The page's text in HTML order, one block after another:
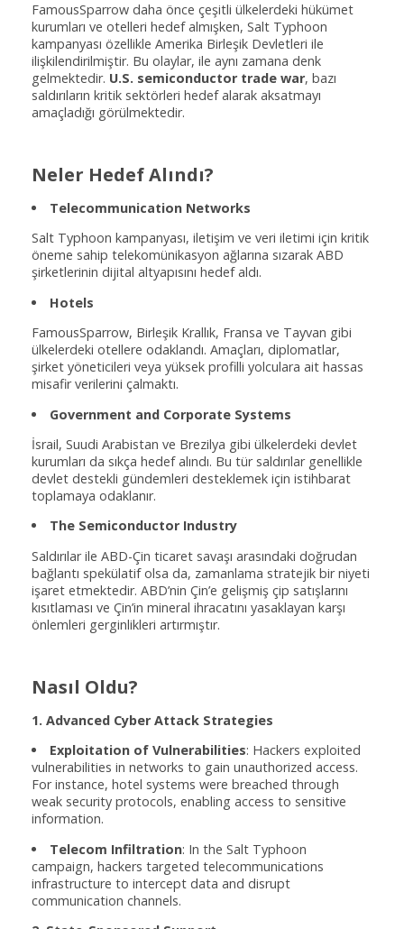
FamousSparrow daha önce çeşitli ülkelerdeki hükümet
kurumları ve otelleri hedef almışken, Salt Typhoon
kampanyası özellikle Amerika Birleşik Devletleri ile
ilişkilendirilmiştir. Bu olaylar, ile aynı zamana denk
gelmektedir. U.S. semiconductor trade war, bazı
saldırıların kritik sektörleri hedef alarak aksatmayı
amaçladığı görülmektedir.
Neler Hedef Alındı?
Telecommunication Networks
Salt Typhoon kampanyası, iletişim ve veri iletimi için kritik
öneme sahip telekomünikasyon ağlarına sızarak ABD
şirketlerinin dijital altyapısını hedef aldı.
Hotels
FamousSparrow, Birleşik Krallık, Fransa ve Tayvan gibi
ülkelerdeki otellere odaklandı. Amaçları, diplomatlar,
şirket yöneticileri veya yüksek profilli yolculara ait hassas
misafir verilerini çalmaktı.
Government and Corporate Systems
İsrail, Suudi Arabistan ve Brezilya gibi ülkelerdeki devlet
kurumları da sıkça hedef alındı. Bu tür saldırılar genellikle
devlet destekli gündemleri desteklemek için istihbarat
toplamaya odaklanır.
The Semiconductor Industry
Saldırılar ile ABD-Çin ticaret savaşı arasındaki doğrudan
bağlantı spekülatif olsa da, zamanlama stratejik bir niyeti
işaret etmektedir. ABD’nin Çin’e gelişmiş çip satışlarını
kısıtlaması ve Çin’in mineral ihracatını yasaklayan karşı
önlemleri gerginlikleri artırmıştır.
Nasıl Oldu?
1. Advanced Cyber Attack Strategies
Exploitation of Vulnerabilities: Hackers exploited
vulnerabilities in networks to gain unauthorized access.
For instance, hotel systems were breached through
weak security protocols, enabling access to sensitive
information.
Telecom Infiltration: In the Salt Typhoon
campaign, hackers targeted telecommunications
infrastructure to intercept data and disrupt
communication channels.